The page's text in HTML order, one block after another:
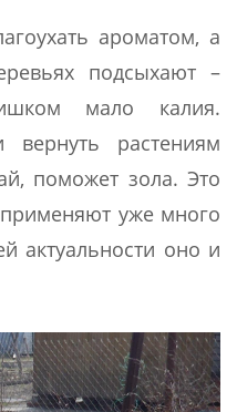
ароматом, а
подсыхают –
мало калия.
растениям
поможет зола. Это
уже много
актуальности оно и